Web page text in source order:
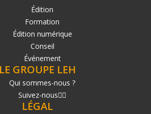
Édition
Formation
Édition numérique
Conseil
Événement
LE GROUPE LEH
Qui sommes-nous ?
Suivez-nous
LÉGAL